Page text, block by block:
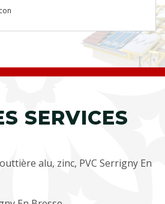
SERVICES
alu, zinc, PVC Serrigny En